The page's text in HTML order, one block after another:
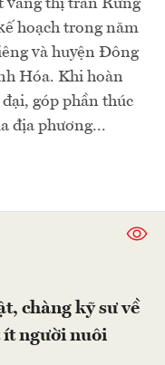
vàng thị trấn Rừng
hoạch trong năm
và huyện Đông
Hóa. Khi hoàn
góp phần thúc
địa phương...
chàng kỹ sư về
ít người nuôi